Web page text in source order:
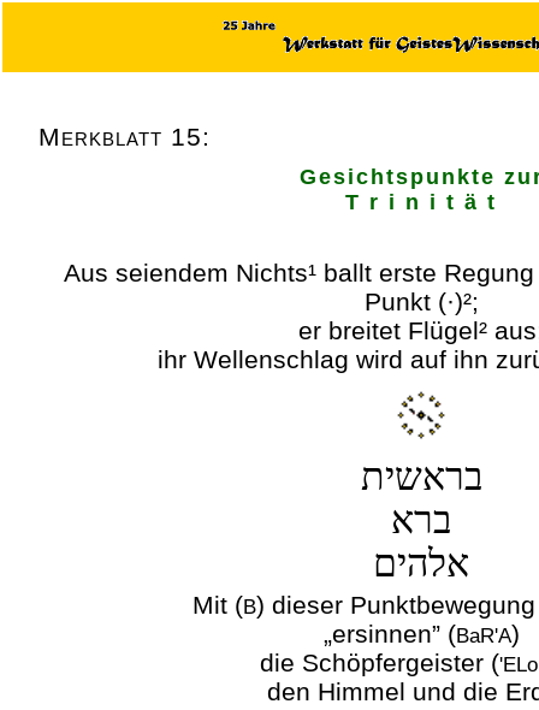
Merkblatt 15:
Gesichtspunkte
T r i n i t ä t
Aus seiendem Nichts¹ ballt erste
Punkt (·)²;
er breitet Flügel²
ihr Wellenschlag wird auf ihn
בראשית
ברא
אלהים
Mit (B) dieser
„ersinnen” (BaR'A)
die Schöpfergeister (
den Himmel und die